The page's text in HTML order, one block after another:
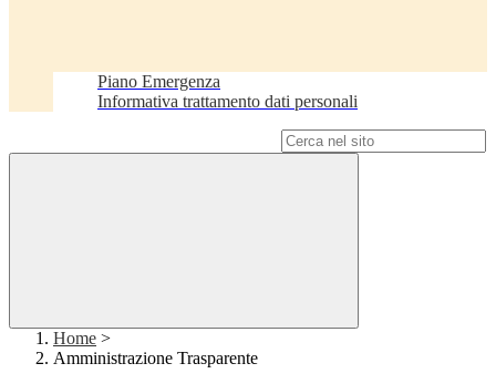
Piano Emergenza
Informativa trattamento dati personali
Home >
Amministrazione Trasparente